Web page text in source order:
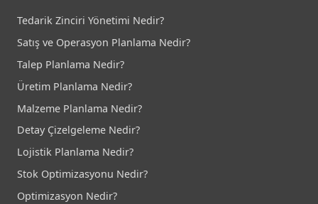
Tedarik Zinciri Yönetimi Nedir?
Satış ve Operasyon Planlama Nedir?
Talep Planlama Nedir?
Üretim Planlama Nedir?
Malzeme Planlama Nedir?
Detay Çizelgeleme Nedir?
Lojistik Planlama Nedir?
Stok Optimizasyonu Nedir?
Optimizasyon Nedir?